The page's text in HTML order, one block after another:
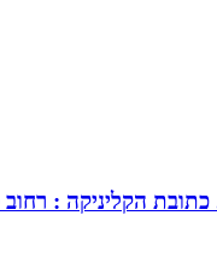
30 חריש . מנחה ומטפל בזום